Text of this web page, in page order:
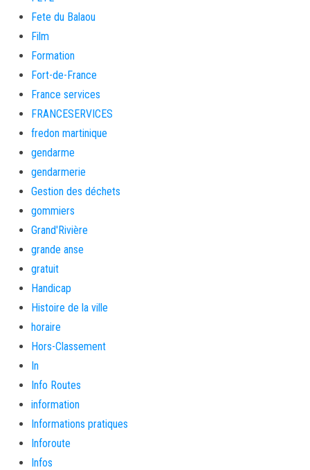
Fete du Balaou
Film
Formation
Fort-de-France
France services
FRANCESERVICES
fredon martinique
gendarme
gendarmerie
Gestion des déchets
gommiers
Grand'Rivière
grande anse
gratuit
Handicap
Histoire de la ville
horaire
Hors-Classement
In
Info Routes
information
Informations pratiques
Inforoute
Infos